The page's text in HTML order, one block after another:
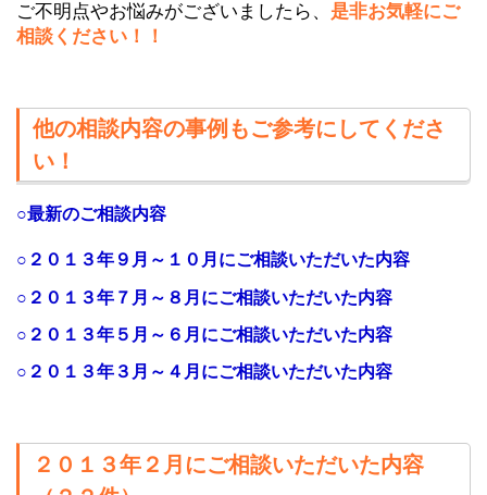
ご不明点やお悩みがございましたら、 是非お気軽にご
相談ください！！
他の相談内容の事例もご参考にしてくださ
い！
○最新のご相談内容
○２０１３年９ 月～１０ 月にご相談いただいた内容
○２０１３年７月～８月にご相談いただいた内容
○２０１３年５月～６月にご相談いただいた内容
○２０１３年３月～４月にご相談いただいた内容
２０１３年２月にご相談いただいた内容